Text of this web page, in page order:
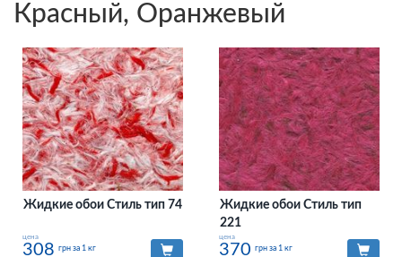
Красный, Оранжевый
Жидкие обои Стиль тип 74
цена
308 грн за 1 кг
Жидкие обои Стиль тип
221
цена
370 грн за 1 кг